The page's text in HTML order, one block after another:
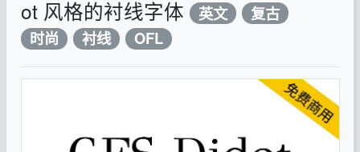
ot 风格的衬线字体
英文
复古
时尚
衬线 OFL